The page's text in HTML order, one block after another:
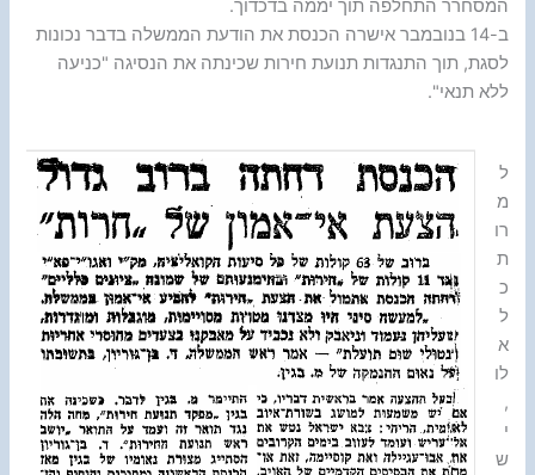
המסחרר התחלפה תוך יממה בדכדוך.
ב-14 בנובמבר אישרה הכנסת את הודעת הממשלה בדבר נכונות
לסגת, תוך התנגדות תנועת חירות שכינתה את הנסיגה "כניעה
ללא תנאי".
ל
מ
רו
ת
כ
ל
א
לו
,
י
ש